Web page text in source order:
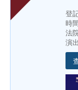
登
時
法
演